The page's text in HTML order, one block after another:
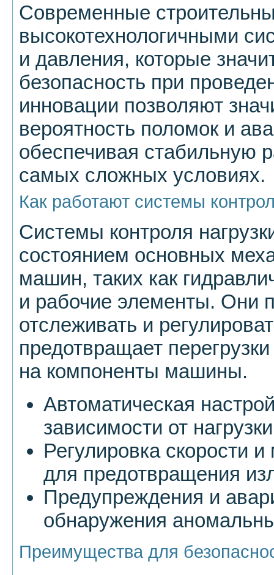
Современные
высокотехнологичными
и давления, которые
безопасность при
инновации позволяют
вероятность поломок и
обеспечивая стабильную
самых сложных условиях.
Как работают системы
Системы контроля
состоянием основных
машин, таких как
и рабочие элементы. Они
отслеживать и
предотвращает
на компоненты машины.
Автоматическая
зависимости от
Регулировка скорости
для предотвращения
Предупреждения и
обнаружения
Преимущества для